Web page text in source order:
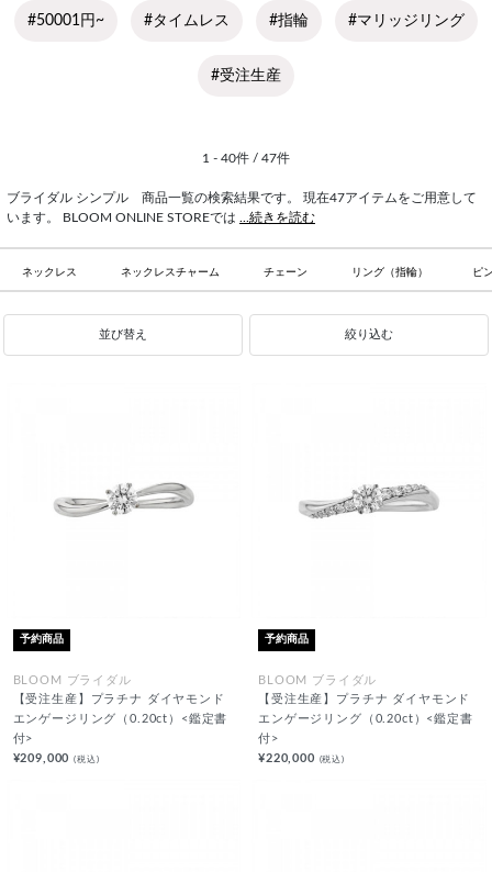
#50001円~ #タイムレス #指輪 #マリッジリング
#受注生産
1 - 40件 / 47件
ブライダル シンプル 商品一覧の検索結果です。 現在47アイテムをご用意して
います。 BLOOM ONLINE STOREでは ...続きを読む
ネックレス ネックレスチャーム チェーン リング（指輪） ピ
並び替え 絞り込む
予約商品
BLOOM ブライダル
【受注生産】プラチナ ダイヤモンド
エンゲージリング（0.20ct）<鑑定書
付>
¥209,000(税込)
予約商品
BLOOM ブライダル
【受注生産】プラチナ ダイヤモンド
エンゲージリング（0.20ct）<鑑定書
付>
¥220,000 (税込)